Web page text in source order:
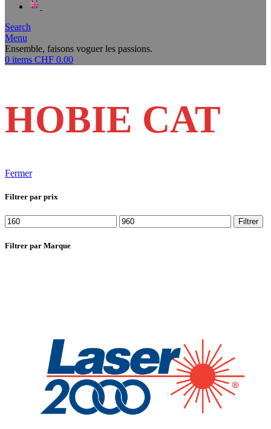
Search
Menu
Ensemble, faisons voguer les passions.
0 items CHF 0.00
HOBIE CAT
Fermer
Filtrer par prix
Prix
min
Prix
max
Filtrer
Filtrer par Marque